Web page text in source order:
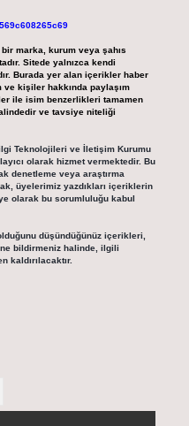
marka, kurum veya şahıs
Sitede yalnızca kendi
Burada yer alan içerikler haber
kişiler hakkında paylaşım
ile isim benzerlikleri tamamen
ve tavsiye niteliği
Teknolojileri ve İletişim Kurumu
olarak hizmet vermektedir. Bu
denetleme veya araştırma
üyelerimiz yazdıkları içeriklerin
olarak bu sorumluluğu kabul
düşündüğünüz içerikleri,
bildirmeniz halinde, ilgili
kaldırılacaktır.